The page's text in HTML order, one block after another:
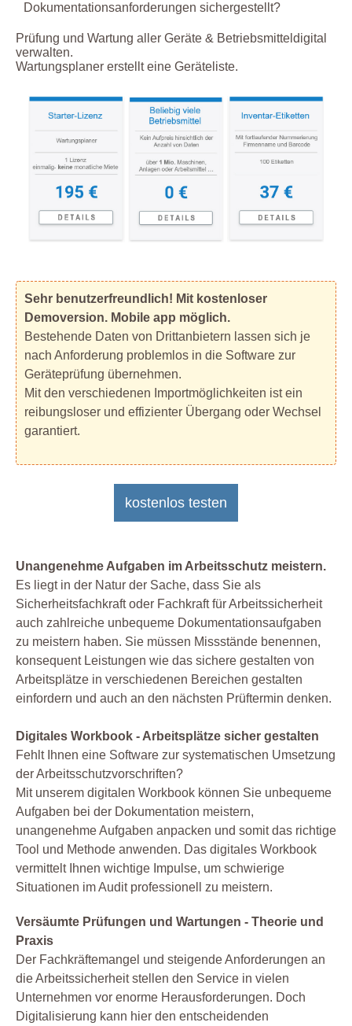
Dokumentationsanforderungen sichergestellt?
Prüfung und Wartung aller Geräte & Betriebsmitteldigital
verwalten.
Wartungsplaner erstellt eine Geräteliste.
Sehr benutzerfreundlich! Mit kostenloser
Demoversion. Mobile app möglich.
Bestehende Daten von Drittanbietern lassen sich je
nach Anforderung problemlos in die Software zur
Geräteprüfung übernehmen.
Mit den verschiedenen Importmöglichkeiten ist ein
reibungsloser und effizienter Übergang oder Wechsel
garantiert.
kostenlos testen
Unangenehme Aufgaben im Arbeitsschutz meistern.
Es liegt in der Natur der Sache, dass Sie als
Sicherheitsfachkraft oder Fachkraft für Arbeitssicherheit
auch zahlreiche unbequeme Dokumentationsaufgaben
zu meistern haben. Sie müssen Missstände benennen,
konsequent Leistungen wie das sichere gestalten von
Arbeitsplätze in verschiedenen Bereichen gestalten
einfordern und auch an den nächsten Prüftermin denken.
Digitales Workbook - Arbeitsplätze sicher gestalten
Fehlt Ihnen eine Software zur systematischen Umsetzung
der Arbeitsschutzvorschriften?
Mit unserem digitalen Workbook können Sie unbequeme
Aufgaben bei der Dokumentation meistern,
unangenehme Aufgaben anpacken und somit das richtige
Tool und Methode anwenden. Das digitales Workbook
vermittelt Ihnen wichtige Impulse, um schwierige
Situationen im Audit professionell zu meistern.
Versäumte Prüfungen und Wartungen - Theorie und
Praxis
Der Fachkräftemangel und steigende Anforderungen an
die Arbeitssicherheit stellen den Service in vielen
Unternehmen vor enorme Herausforderungen. Doch
Digitalisierung kann hier den entscheidenden